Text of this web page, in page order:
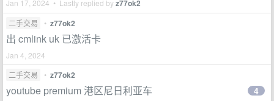
Jan 17, 2024 • Lastly replied byz77ok2
二手交易 • z77ok2
出 cmlink uk 已激活卡
Jan 4, 2024
二手交易
• z77ok2
youtube premium 港区尼日利亚车 4